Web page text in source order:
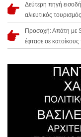
Δεύτερη πηγή
αλιευτικός
Προσοχή: Απάτη με
έφτασε σε